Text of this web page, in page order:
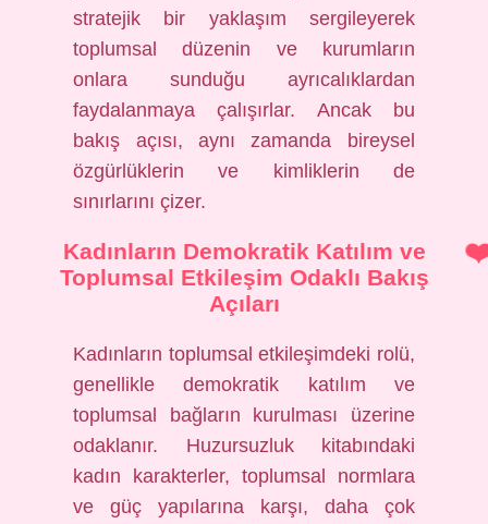
stratejik bir yaklaşım sergileyerek
toplumsal düzenin ve kurumların
onlara sunduğu ayrıcalıklardan
faydalanmaya çalışırlar. Ancak bu
bakış açısı, aynı zamanda bireysel
özgürlüklerin ve kimliklerin de
sınırlarını çizer.
Kadınların Demokratik Katılım ve
Toplumsal Etkileşim Odaklı Bakış
Açıları
Kadınların toplumsal etkileşimdeki rolü,
genellikle demokratik katılım ve
toplumsal bağların kurulması üzerine
odaklanır. Huzursuzluk kitabındaki
kadın karakterler, toplumsal normlara
ve güç yapılarına karşı, daha çok